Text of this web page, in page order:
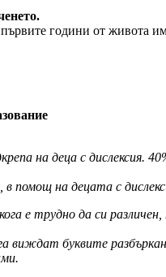
години от живота
на деца с дислексия.
помощ на децата с
е трудно да си
виждат буквите